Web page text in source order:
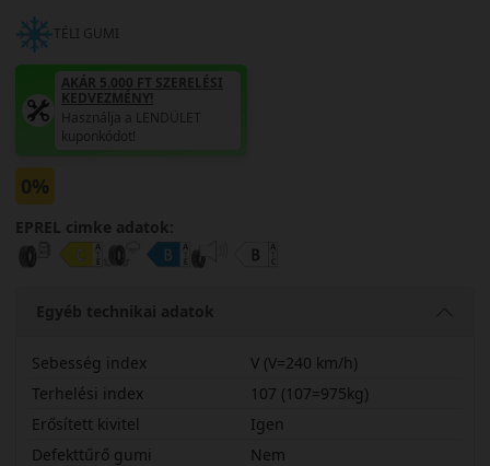
TÉLI GUMI
AKÁR 5.000 FT SZERELÉSI
KEDVEZMÉNY!
Használja a LENDÜLET
kuponkódot!
0%
EPREL cimke adatok:
Egyéb technikai adatok
Sebesség index
V (V=240 km/h)
Terhelési index
107 (107=975kg)
Erősített kivitel
Igen
Defekttűrő gumi
Nem